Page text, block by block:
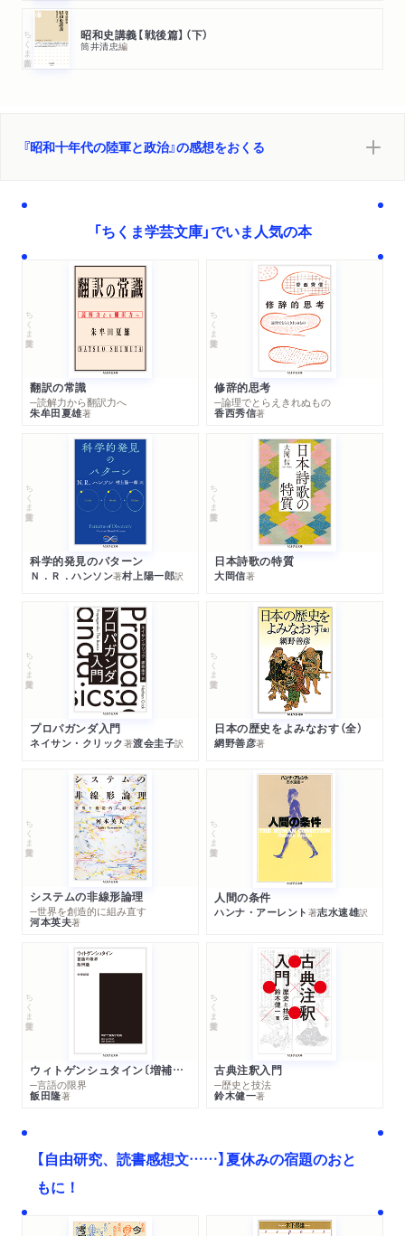
結論
ちくま新書 昭和史講義【戦後篇】（下）
筒井清忠編
『昭和十年代の陸軍と政治』の感想をおくる
「ちくま学芸文庫」でいま人気の本
ちくま学芸文庫
翻訳の常識
─読解力から翻訳力へ
朱牟田夏雄著
ちくま学芸文庫
修辞的思考
─論理でとらえきれぬもの
香西秀信著
ちくま学芸文庫
科学的発見のパターン
Ｎ．Ｒ．ハンソン著村上陽一郎訳
ちくま学芸文庫
日本詩歌の特質
大岡信著
ちくま学芸文庫
プロパガンダ入門
ネイサン・クリック著渡会圭子訳
ちくま学芸文庫
日本の歴史をよみなおす（全）
網野善彦著
ちくま学芸文庫
システムの非線形論理
─世界を創造的に組み直す
河本英夫著
ちくま学芸文庫
人間の条件
ハンナ・アーレント 著志水速雄訳
ちくま学芸文庫
ウィトゲンシュタイン〔増補新版〕
─言語の限界
飯田隆著
ちくま学芸文庫
古典注釈入門
─歴史と技法
鈴木健一著
【自由研究、読書感想文……】夏休みの宿題のおと
もに！